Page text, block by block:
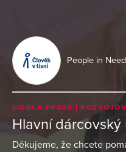
People in
LIDSKÁ PRÁVA
Hlavní dárcovský
Děkujeme, že chcete